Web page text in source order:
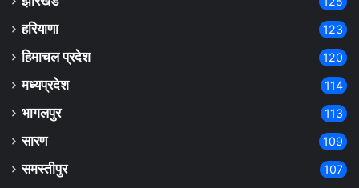
हरियाणा 123
हिमाचल प्रदेश 120
मध्यप्रदेश 114
भागलपुर 113
सारण 109
समस्तीपुर 107